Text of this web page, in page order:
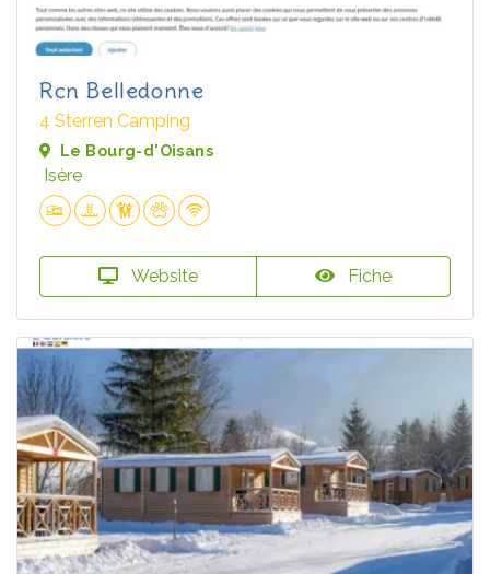
Rcn Belledonne
4 Sterren Camping
Le Bourg-d'Oisans
Isère
Website Fiche